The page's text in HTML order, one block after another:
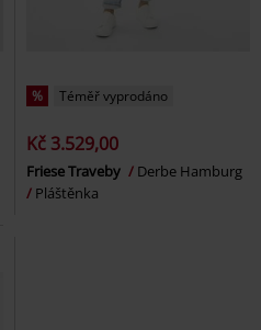
% Téměř vyprodáno
Kč 3.529,00
Friese Traveby
Derbe Hamburg
Pláštěnka